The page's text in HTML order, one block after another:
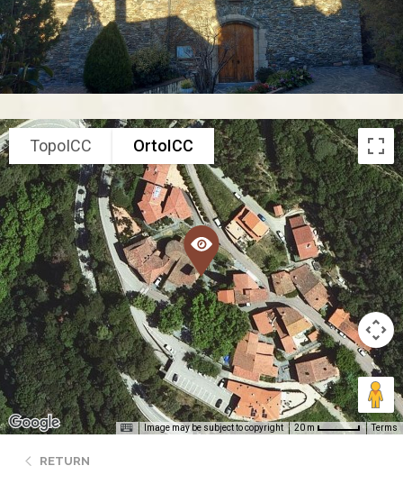
TopoICC OrtoICC
Image may be subject to copyright 20 m Terms
RETURN